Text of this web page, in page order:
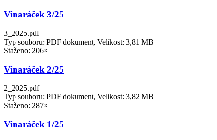
Vinaráček 3/25
3_2025.pdf
Typ souboru: PDF dokument, Velikost: 3,81 MB
Staženo: 206×
Vinaráček 2/25
2_2025.pdf
Typ souboru: PDF dokument, Velikost: 3,82 MB
Staženo: 287×
Vinaráček 1/25